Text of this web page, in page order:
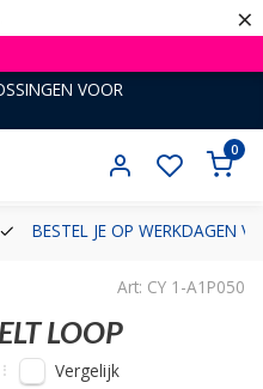
×
VOOR
0
BESTEL JE OP WERKDAGEN
Art: CY 1-A1P050
LOOP
Vergelijk